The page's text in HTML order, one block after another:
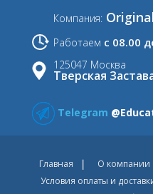
Компания:
Работаем с 08.00
125047 Москва
Тверская
Telegram
Главная О компании
Условия оплаты и